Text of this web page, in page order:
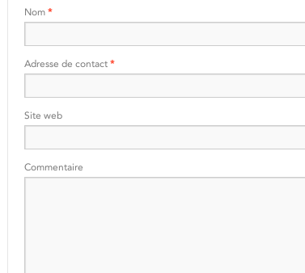
Nom *
Adresse de contact *
Site web
Commentaire